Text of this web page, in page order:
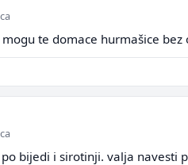
te domace hurmašice bez
bijedi i sirotinji. valja navesti